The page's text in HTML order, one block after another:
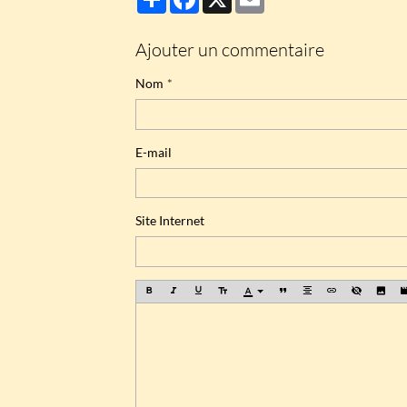
Ajouter un commentaire
Nom
E-mail
Site Internet